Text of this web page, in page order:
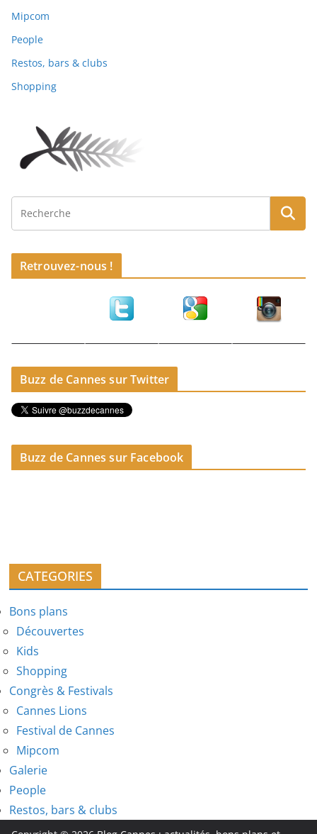
Mipcom
People
Restos, bars & clubs
Shopping
Retrouvez-nous !
Buzz de Cannes sur Twitter
Buzz de Cannes sur Facebook
CATEGORIES
Bons plans
Découvertes
Kids
Shopping
Congrès & Festivals
Cannes Lions
Festival de Cannes
Mipcom
Galerie
People
Restos, bars & clubs